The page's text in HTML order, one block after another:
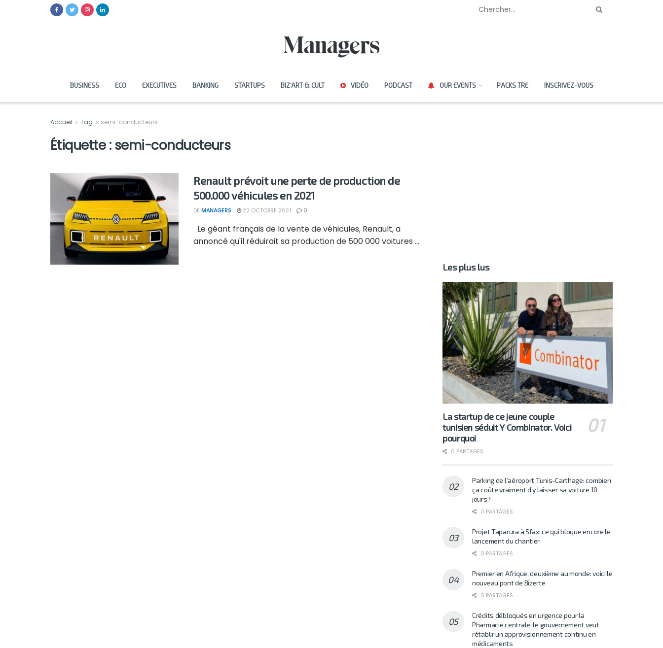
BUSINESS ECO EXECUTIVES BANKING STARTUPS BIZ’ART & CULT VIDÉO PODCAST OUR EVENTS PACKS TRE INSCRIVEZ-VOUS
Accueil Tag semi-conducteurs
Étiquette :semi-conducteurs
Renault prévoit une perte de production de
500.000 véhicules en 2021
DE MANAGERS 22 OCTOBRE 2021 0
Le géant français de la vente de véhicules, Renault, a
annoncé qu'il réduirait sa production de 500 000 voitures ...
Les plus lus
La startup de ce jeune couple
tunisien séduit Y Combinator. Voici
pourquoi
0 PARTAGES
Parking de l’aéroport Tunis-Carthage: combien
ça coûte vraiment d’y laisser sa voiture 10
jours?
0 PARTAGES
Projet Taparura à Sfax: ce qui bloque encore le
lancement du chantier
0 PARTAGES
Premier en Afrique, deuxième au monde: voici le
nouveau pont de Bizerte
0 PARTAGES
Crédits débloqués en urgence pour la
Pharmacie centrale: le gouvernement veut
rétablir un approvisionnement continu en
médicaments